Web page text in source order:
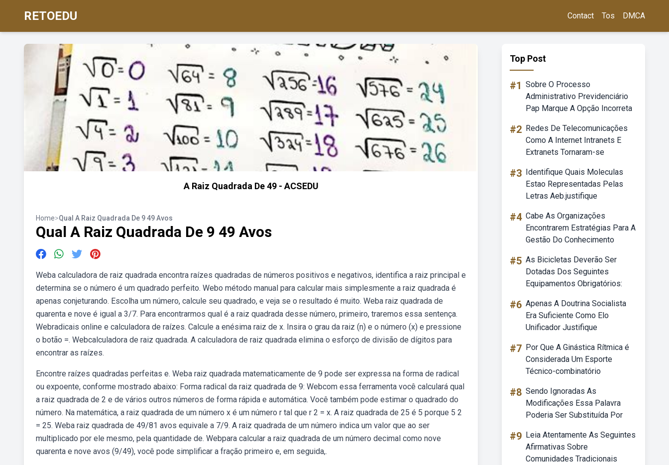
RETOEDU Contact Tos DMCA
A Raiz Quadrada De 49 - ACSEDU
Home>Qual A Raiz Quadrada De 9 49 Avos
Qual A Raiz Quadrada De 9 49 Avos
Weba calculadora de raiz quadrada encontra raízes quadradas de números positivos e negativos, identifica a raiz principal e
determina se o número é um quadrado perfeito. Webo método manual para calcular mais simplesmente a raiz quadrada é
apenas conjeturando. Escolha um número, calcule seu quadrado, e veja se o resultado é muito. Weba raiz quadrada de
quarenta e nove é igual a 3/7. Para encontrarmos qual é a raiz quadrada desse número, primeiro, traremos essa sentença.
Webradicais online e calculadora de raízes. Calcule a enésima raiz de x. Insira o grau da raiz (n) e o número (x) e pressione
o botão =. Webcalculadora de raiz quadrada. A calculadora de raiz quadrada elimina o esforço de divisão de dígitos para
encontrar as raízes.
Encontre raízes quadradas perfeitas e. Weba raiz quadrada matematicamente de 9 pode ser expressa na forma de radical
ou expoente, conforme mostrado abaixo: Forma radical da raiz quadrada de 9: Webcom essa ferramenta você calculará qual
a raiz quadrada de 2 e de vários outros números de forma rápida e automática. Você também pode estimar o quadrado do
número. Na matemática, a raiz quadrada de um número x é um número r tal que r 2 = x. A raiz quadrada de 25 é 5 porque 5 2
= 25. Weba raiz quadrada de 49/81 avos equivale a 7/9. A raiz quadrada de um número indica um valor que ao ser
multiplicado por ele mesmo, pela quantidade de. Webpara calcular a raiz quadrada de um número decimal como nove
quarenta e nove avos (9/49), você pode simplificar a fração primeiro e, em seguida,.
Top Post
#1 Sobre O Processo
Administrativo Previdenciário
Pap Marque A Opção Incorreta
#2 Redes De Telecomunicações
Como A Internet Intranets E
Extranets Tornaram-se
#3 Identifique Quais Moleculas
Estao Representadas Pelas
Letras Aeb.justifique
#4 Cabe As Organizações
Encontrarem Estratégias Para A
Gestão Do Conhecimento
#5 As Bicicletas Deverão Ser
Dotadas Dos Seguintes
Equipamentos Obrigatórios:
#6 Apenas A Doutrina Socialista
Era Suficiente Como Elo
Unificador Justifique
#7 Por Que A Ginástica Rítmica é
Considerada Um Esporte
Técnico-combinatório
#8 Sendo Ignoradas As
Modificações Essa Palavra
Poderia Ser Substituída Por
#9 Leia Atentamente As Seguintes
Afirmativas Sobre
Comunidades Tradicionais